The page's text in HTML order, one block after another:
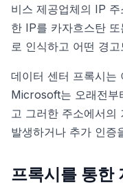
비스 제공업체의 IP
한 IP를 카자흐스탄
로 인식하고 어떤 경
데이터 센터 프록시는
Microsoft는 오래전부
고 그러한 주소에서의
발생하거나 추가 인증
프록시를 통한